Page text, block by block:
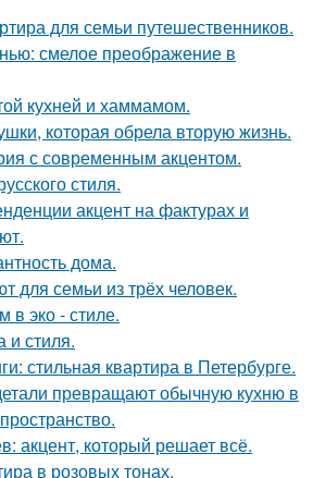
для семьи путешественников.
смелое преображение в
кухней и хаммамом.
которая обрела вторую жизнь.
с современным акцентом.
стиля.
акцент на фактурах и
дома.
для семьи из трёх человек.
в эко - стиле.
и стиля.
стильная квартира в Петербурге.
превращают обычную кухню в
акцент, который решает всё.
в розовых тонах.